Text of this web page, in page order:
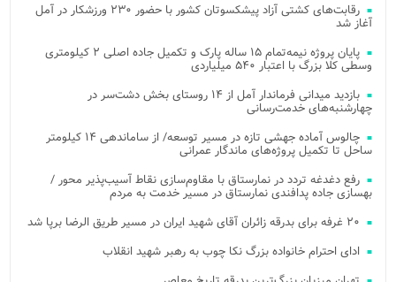
رقابت‌های کشتی آزاد پیشکسوتان کشور با حضور ۲۳۰ ورزشکار در آمل
آغاز شد
پایان پروژه نیمه‌تمام ۱۵ ساله پارک و تکمیل جاده اصلی ۲ کیلومتری
وسطی کلا بزرگ با اعتبار ۵۴۰ میلیاردی
بازدید میدانی فرماندار آمل از ۱۴ روستای بخش دشت‌سر در
چهارشنبه‌های خدمت‌رسانی
چالوس آماده جهشی تازه در مسیر توسعه/ از ساماندهی ۱۴ کیلومتر
ساحل تا تکمیل پروژه‌های ماندگار عمرانی
رفع دغدغه تردد در نمارستاق با مقاوم‌سازی نقاط آسیب‌پذیر محور /
بهسازی جاده پدافندی نمارستاق در مسیر خدمت به مردم
۲۰ غرفه برای بدرقه زائران آقای شهید ایران در مسیر طریق الرضا برپا شد
ادای احترام خانواده بزرگ نکا چوب به رهبر شهید انقلاب